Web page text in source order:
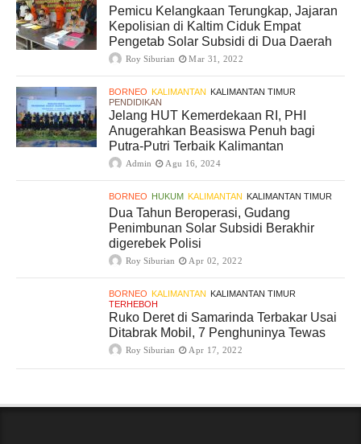
Pemicu Kelangkaan Terungkap, Jajaran
Kepolisian di Kaltim Ciduk Empat
Pengetab Solar Subsidi di Dua Daerah
Roy Siburian Mar 31, 2022
BORNEO KALIMANTAN KALIMANTAN TIMUR
PENDIDIKAN
Jelang HUT Kemerdekaan RI, PHI
Anugerahkan Beasiswa Penuh bagi
Putra-Putri Terbaik Kalimantan
Admin Agu 16, 2024
BORNEO HUKUM KALIMANTAN KALIMANTAN TIMUR
Dua Tahun Beroperasi, Gudang
Penimbunan Solar Subsidi Berakhir
digerebek Polisi
Roy Siburian Apr 02, 2022
BORNEO KALIMANTAN KALIMANTAN TIMUR
TERHEBOH
Ruko Deret di Samarinda Terbakar Usai
Ditabrak Mobil, 7 Penghuninya Tewas
Roy Siburian Apr 17, 2022